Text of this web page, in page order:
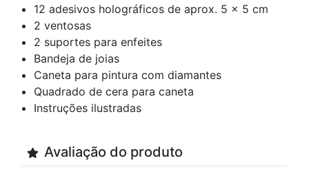
12 adesivos holográficos de aprox. 5 x 5 cm
2 ventosas
2 suportes para enfeites
Bandeja de joias
Caneta para pintura com diamantes
Quadrado de cera para caneta
Instruções ilustradas
Avaliação do produto